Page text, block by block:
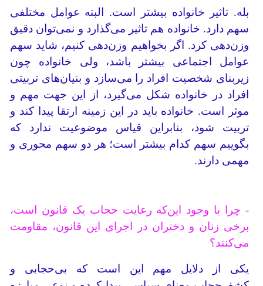
بله. تاثیر خانواده بیشتر است. البته عوامل مختلفی
سهم دارد. خانواده هم تاثیر می‌گذارد و نمی‌توان دقیق
وزن‌دهی کرد. اگر بخواهیم وزن‌دهی کنیم، شاید سهم
عوامل اجتماعی بیشتر باشد، ولی خانواده چون
زیربنای شخصیت افراد را می‌سازد و بنیان‌های تربیتی
افراد در خانواده شکل می‌گیرد، از این جهت مهم و
موثر است. خانواده باید در این زمینه ارتقا پیدا کند و
تربیت شود، بنابراین قیاس موضوعیت ندارد که
بگوییم سهم کدام بیشتر است؛ هر دو سهم محوری و
مهمی دارند.
- چرا با وجود این‌که رعایت حجاب یک قانون است،
برخی زنان و دختران در اجرای این قانون، مقاومت
می‌کنند؟
یکی از دلایل مهم این است که بی‌حجابی و